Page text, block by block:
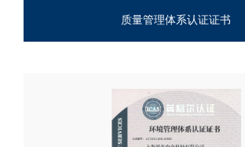
质量管理体系认证证书